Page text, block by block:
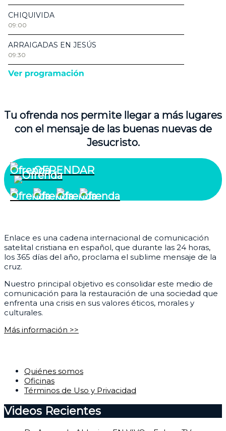
Tu ofrenda nos permite llegar a más lugares
con el mensaje de las buenas nuevas de
Jesucristo.
OFRENDAR
Enlace es una cadena internacional de comunicación
satelital cristiana en español, que durante las 24 horas,
los 365 días del año, proclama el sublime mensaje de la
cruz.
Nuestro principal objetivo es consolidar este medio de
comunicación para la restauración de una sociedad que
enfrenta una crisis en sus valores éticos, morales y
culturales.
Más información >>
Quiénes somos
Oficinas
Términos de Uso y Privacidad
Videos Recientes